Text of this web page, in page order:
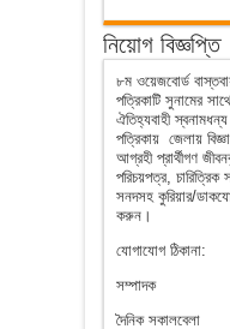
নিয়োগ বিজ্ঞপ্তি
৮ম ওয়েজবোর্ড
পত্রিকাটি সুনামের
ঐতিহ্যবাহী
পত্রিকায় জেলায়
আগ্রহী প্রার্থীগণ
পরিচয়পত্র,
সনদসহ কুরিয়ার/
করুন।
যোগাযোগ ঠিকানা:
সম্পাদক
দৈনিক সকালবেলা